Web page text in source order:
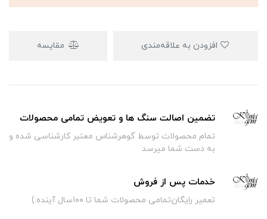
مقایسه
تضمین اصالت سنگ ها و تعویض تمامی محصولات
تمام محصولات توسط گوهرشناس معتبر کارشناسی شده و
به دست شما میرسد
خدمات پس از فروش
تعمیر رایگان‌تمامی محصولات شما تا ۱۰۰سال آینده:)